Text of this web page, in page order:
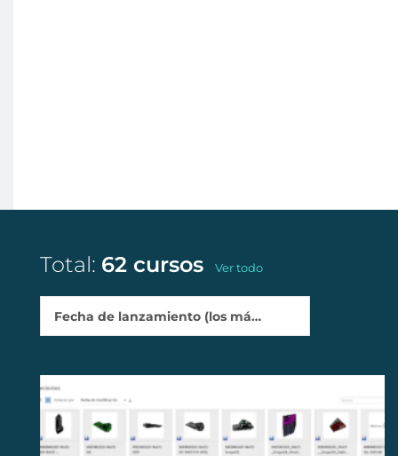
Total: 62 cursos Ver todo
Fecha de lanzamiento (los más recientes primero)